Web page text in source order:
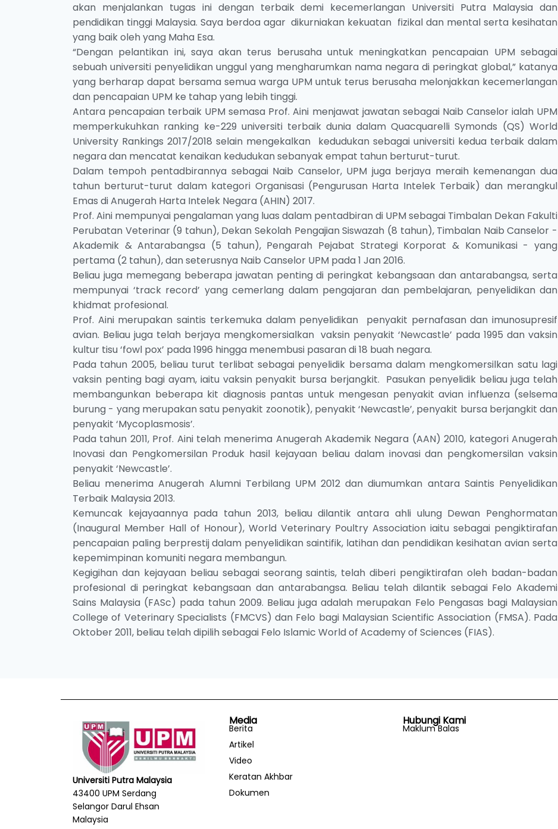
akan menjalankan tugas ini dengan terbaik demi kecemerlangan Universiti Putra Malaysia dan
pendidikan tinggi Malaysia. Saya berdoa agar dikurniakan kekuatan fizikal dan mental serta kesihatan
yang baik oleh yang Maha Esa.
“Dengan pelantikan ini, saya akan terus berusaha untuk meningkatkan pencapaian UPM sebagai
sebuah universiti penyelidikan unggul yang mengharumkan nama negara di peringkat global,” katanya
yang berharap dapat bersama semua warga UPM untuk terus berusaha melonjakkan kecemerlangan
dan pencapaian UPM ke tahap yang lebih tinggi.
Antara pencapaian terbaik UPM semasa Prof. Aini menjawat jawatan sebagai Naib Canselor ialah UPM
memperkukuhkan ranking ke-229 universiti terbaik dunia dalam Quacquarelli Symonds (QS) World
University Rankings 2017/2018 selain mengekalkan kedudukan sebagai universiti kedua terbaik dalam
negara dan mencatat kenaikan kedudukan sebanyak empat tahun berturut-turut.
Dalam tempoh pentadbirannya sebagai Naib Canselor, UPM juga berjaya meraih kemenangan dua
tahun berturut-turut dalam kategori Organisasi (Pengurusan Harta Intelek Terbaik) dan merangkul
Emas di Anugerah Harta Intelek Negara (AHIN) 2017.
Prof. Aini mempunyai pengalaman yang luas dalam pentadbiran di UPM sebagai Timbalan Dekan Fakulti
Perubatan Veterinar (9 tahun), Dekan Sekolah Pengajian Siswazah (8 tahun), Timbalan Naib Canselor -
Akademik & Antarabangsa (5 tahun), Pengarah Pejabat Strategi Korporat & Komunikasi - yang
pertama (2 tahun), dan seterusnya Naib Canselor UPM pada 1 Jan 2016.
Beliau juga memegang beberapa jawatan penting di peringkat kebangsaan dan antarabangsa, serta
mempunyai ‘track record’ yang cemerlang dalam pengajaran dan pembelajaran, penyelidikan dan
khidmat profesional.
Prof. Aini merupakan saintis terkemuka dalam penyelidikan penyakit pernafasan dan imunosupresif
avian. Beliau juga telah berjaya mengkomersialkan vaksin penyakit ‘Newcastle’ pada 1995 dan vaksin
kultur tisu ‘fowl pox’ pada 1996 hingga menembusi pasaran di 18 buah negara.
Pada tahun 2005, beliau turut terlibat sebagai penyelidik bersama dalam mengkomersilkan satu lagi
vaksin penting bagi ayam, iaitu vaksin penyakit bursa berjangkit. Pasukan penyelidik beliau juga telah
membangunkan beberapa kit diagnosis pantas untuk mengesan penyakit avian influenza (selsema
burung - yang merupakan satu penyakit zoonotik), penyakit ‘Newcastle’, penyakit bursa berjangkit dan
penyakit ‘Mycoplasmosis’.
Pada tahun 2011, Prof. Aini telah menerima Anugerah Akademik Negara (AAN) 2010, kategori Anugerah
Inovasi dan Pengkomersilan Produk hasil kejayaan beliau dalam inovasi dan pengkomersilan vaksin
penyakit ‘Newcastle’.
Beliau menerima Anugerah Alumni Terbilang UPM 2012 dan diumumkan antara Saintis Penyelidikan
Terbaik Malaysia 2013.
Kemuncak kejayaannya pada tahun 2013, beliau dilantik antara ahli ulung Dewan Penghormatan
(Inaugural Member Hall of Honour), World Veterinary Poultry Association iaitu sebagai pengiktirafan
pencapaian paling berprestij dalam penyelidikan saintifik, latihan dan pendidikan kesihatan avian serta
kepemimpinan komuniti negara membangun.
Kegigihan dan kejayaan beliau sebagai seorang saintis, telah diberi pengiktirafan oleh badan-badan
profesional di peringkat kebangsaan dan antarabangsa. Beliau telah dilantik sebagai Felo Akademi
Sains Malaysia (FASc) pada tahun 2009. Beliau juga adalah merupakan Felo Pengasas bagi Malaysian
College of Veterinary Specialists (FMCVS) dan Felo bagi Malaysian Scientific Association (FMSA). Pada
Oktober 2011, beliau telah dipilih sebagai Felo Islamic World of Academy of Sciences (FIAS).
Universiti Putra Malaysia
43400 UPM Serdang
Selangor Darul Ehsan
Malaysia
Media
Berita
Artikel
Video
Keratan Akhbar
Dokumen
Hubungi Kami
Maklum Balas